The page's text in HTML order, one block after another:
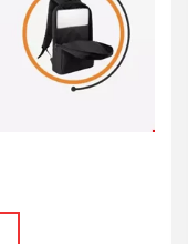
airteks
konforunu
rahatlık
transfer baskı
seçenekleri